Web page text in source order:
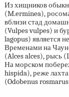
Из хищников
(M.erminea),
вблизи стад
(Vulpes vulpes) и
lagopus) является
Временами на
(Alces alces), рысь
На морском
hispida), реже
(Odobenus